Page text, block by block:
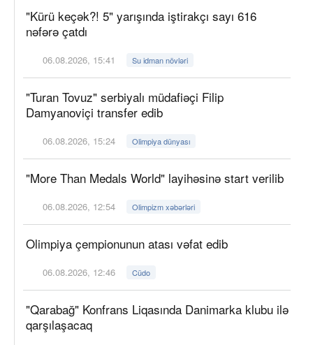
"Kürü keçək?! 5" yarışında iştirakçı sayı 616
nəfərə çatdı
06.08.2026, 15:41 Su idman növləri
"Turan Tovuz" serbiyalı müdafiəçi Filip
Damyanoviçi transfer edib
06.08.2026, 15:24 Olimpiya dünyası
"More Than Medals World" layihəsinə start verilib
06.08.2026, 12:54 Olimpizm xəbərləri
Olimpiya çempionunun atası vəfat edib
06.08.2026, 12:46 Cüdo
"Qarabağ" Konfrans Liqasında Danimarka klubu ilə
qarşılaşacaq